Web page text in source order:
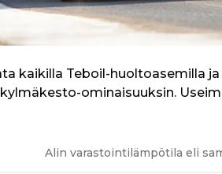
kaikilla Teboil-huoltoasemilla
ominaisuuksin.
Alin varastointilämpötila eli